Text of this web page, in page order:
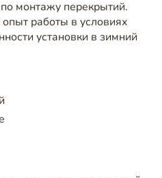
монтажу перекрытий.
работы в условиях
установки в зимний